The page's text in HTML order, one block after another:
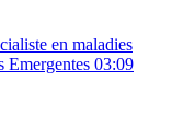
en maladies
Emergentes 03:09